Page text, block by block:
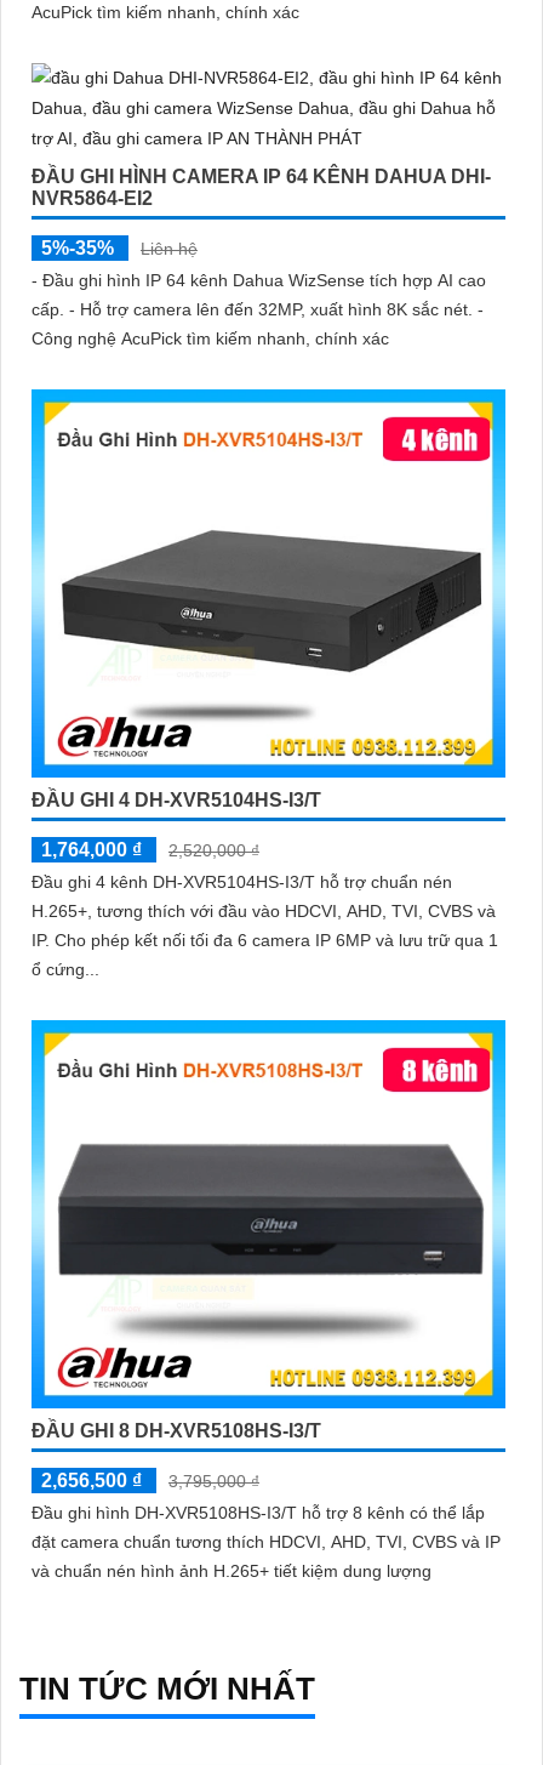
AcuPick tìm kiếm nhanh, chính xác
ĐẦU GHI HÌNH CAMERA IP 64 KÊNH DAHUA DHI-
NVR5864-EI2
5%-35%
Liên hệ
- Đầu ghi hình IP 64 kênh Dahua WizSense tích hợp AI cao
cấp. - Hỗ trợ camera lên đến 32MP, xuất hình 8K sắc nét. -
Công nghệ AcuPick tìm kiếm nhanh, chính xác
ĐẦU GHI 4 DH-XVR5104HS-I3/T
1,764,000 ₫
2,520,000 ₫
Đầu ghi 4 kênh DH-XVR5104HS-I3/T hỗ trợ chuẩn nén
H.265+, tương thích với đầu vào HDCVI, AHD, TVI, CVBS và
IP. Cho phép kết nối tối đa 6 camera IP 6MP và lưu trữ qua 1
ổ cứng...
ĐẦU GHI 8 DH-XVR5108HS-I3/T
2,656,500 ₫
3,795,000 ₫
Đầu ghi hình DH-XVR5108HS-I3/T hỗ trợ 8 kênh có thể lắp
đặt camera chuẩn tương thích HDCVI, AHD, TVI, CVBS và IP
và chuẩn nén hình ảnh H.265+ tiết kiệm dung lượng
TIN TỨC MỚI NHẤT